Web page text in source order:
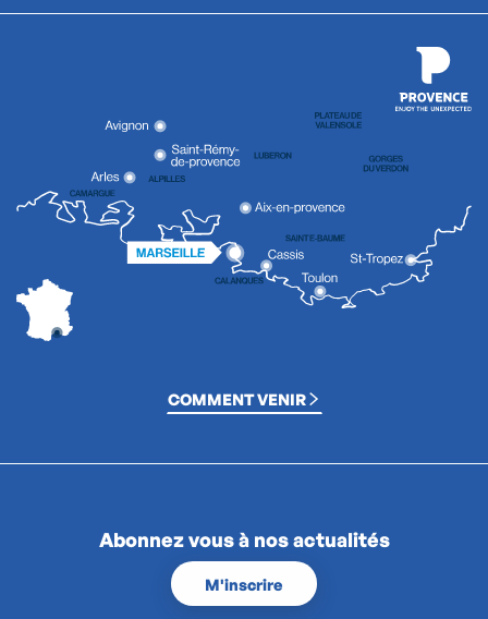
COMMENT VENIR
Abonnez vous à nos actualités
M'inscrire